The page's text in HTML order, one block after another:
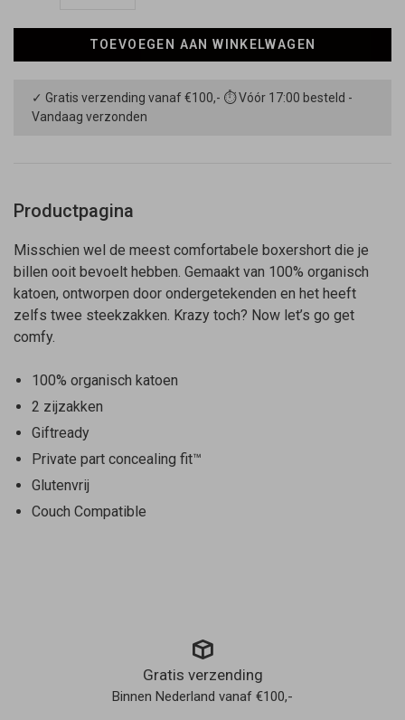
TOEVOEGEN AAN WINKELWAGEN
✓ Gratis verzending vanaf €100,- ⏱ Vóór 17:00 besteld -
Vandaag verzonden
Productpagina
Misschien wel de meest comfortabele boxershort die je
billen ooit bevoelt hebben. Gemaakt van 100% organisch
katoen, ontworpen door ondergetekenden en het heeft
zelfs twee steekzakken. Krazy toch? Now let’s go get
comfy.
100% organisch katoen
2 zijzakken
Giftready
Private part concealing fit™
Glutenvrij
Couch Compatible
Gratis verzending
Binnen Nederland vanaf €100,-